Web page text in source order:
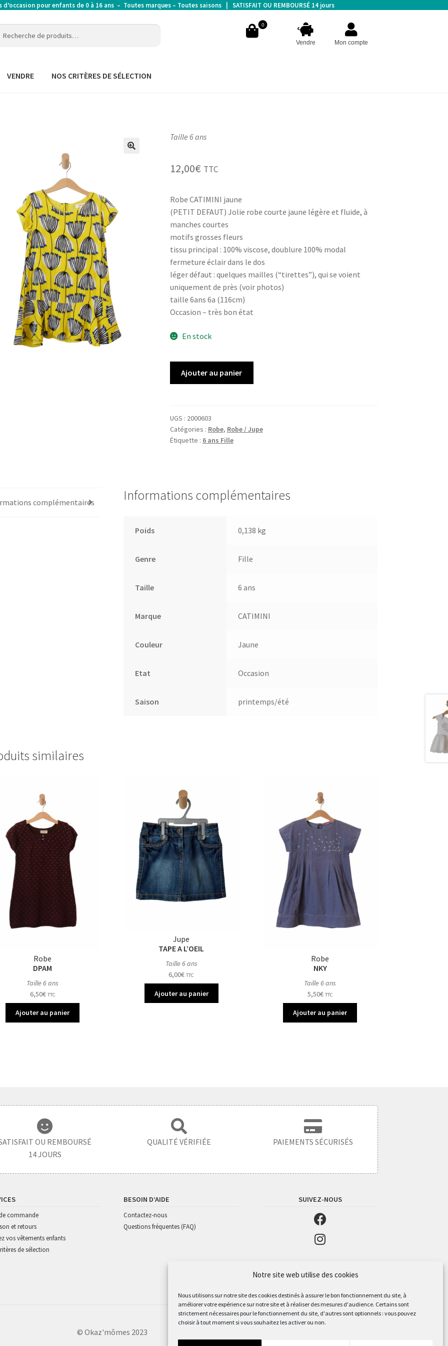
Notre site web utilise des cookies
Nous utilisons sur notre site des cookies destinés à assurer le bon fonctionnement du site, à
améliorer votre expérience sur notre site et à réaliser des mesures d'audience. Certains sont
strictement nécessaires pour le fonctionnement du site, d'autres sont optionnels : vous pouvez
choisir à tout moment si vous souhaitez les activer ou non.
d’occasion pour enfants de 0 à 16 ans – Toutes marques – Toutes saisons | SATISFAIT OU REMBOURSÉ 14 jours
0
Vendre Mon compte
VENDRE NOS CRITÈRES DE SÉLECTION
Taille 6 ans
12,00€ TTC
Robe CATIMINI jaune
(PETIT DEFAUT) Jolie robe courte jaune légère et fluide, à
manches courtes
motifs grosses fleurs
tissu principal : 100% viscose, doublure 100% modal
fermeture éclair dans le dos
léger défaut : quelques mailles (“tirettes”), qui se voient
uniquement de près (voir photos)
taille 6ans 6a (116cm)
Occasion – très bon état
En stock
Ajouter au panier
UGS : 2000603
Catégories : Robe, Robe / Jupe
Étiquette : 6 ans Fille
complémentaires Informations complémentaires
Poids 0,138 kg
Genre Fille
Taille 6 ans
Marque CATIMINI
Couleur Jaune
Etat Occasion
Saison printemps/été
similaires
Robe
DPAM
Taille 6 ans
6,50€ TTC
Ajouter au panier
Jupe
TAPE A L’OEIL
Taille 6 ans
6,00€ TTC
Ajouter au panier
Robe
NKY
Taille 6 ans
5,50€ TTC
Ajouter au panier
OU REMBOURSÉ
14 JOURS
QUALITÉ VÉRIFIÉE PAIEMENTS SÉCURISÉS
commande
et retours
vos vêtements enfants
de sélection
BESOIN D’AIDE
Contactez-nous
Questions fréquentes (FAQ)
SUIVEZ-NOUS
© Okaz'mômes 2023